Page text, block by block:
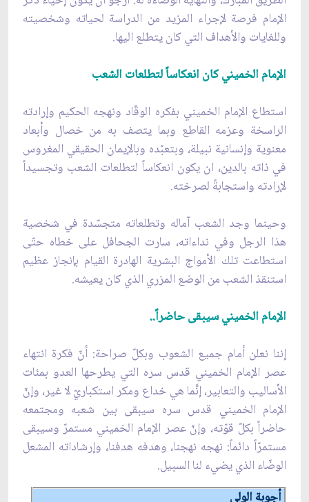
الإمام فرصة لإجراء المزيد من الدراسة لحياته وشخصيته
وللغايات والأهداف التي كان يتطلع اليها.
الإمام الخميني كان انعكاساً لتطلعات الشعب
استطاع الإمام الخميني بفكره الوقّاد ونهجه الحكيم وإرادته
الراسخة وعزمه القاطع وبما يتصف به من خصال وأبعاد
معنوية وإنسانية نبيلة، وبتعبّده وبالإيمان الحقيقي المغروس
في ذاته بالدين، ان يكون انعكاساً لتطلعات الشعب وتجسيداً
لإرادته واستجابةً لصرخته.
وحينما وجد الشعب آماله وتطلعاته متجسّدة في شخصية
هذا الرجل وفي نداءاته، سارت الجحافل على خطاه حتّى
استطاعت تلك الأمواج البشرية الهادرة القيام بإنجاز عظيم
استنقذ الشعب من الوضع المزري الذي كان يعيشه.
الإمام الخميني سيبقى حاضراً..
إننا نعلن أمام جميع الشعوب وبكلّ صراحة: أنّ فكرة انتهاء
عصر الإمام الخميني قدس سره التي يطرحها العدو بمئات
الأساليب والتعابير، إنَّما هي خداع ومكر استكباريّ لا غير، وإنّ
الإمام الخميني قدس سره سيبقى بين شعبه ومجتمعه
حاضراً بكلّ قوّته، وإنّ عصر الإمام الخميني مستمرّ وسيبقى
مستمرّاً دائماً: نهجه نهجنا، وهدفه هدفنا، وإرشاداته المشعل
الوضّاء الذي يضيء لنا السبيل.
أجوبة الولي